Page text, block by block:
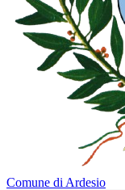
Comune di Ardesio